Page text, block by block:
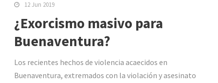
12 Jun 2019
¿Exorcismo masivo para
Buenaventura?
Los recientes hechos de violencia acaecidos en
Buenaventura, extremados con la violación y asesinato